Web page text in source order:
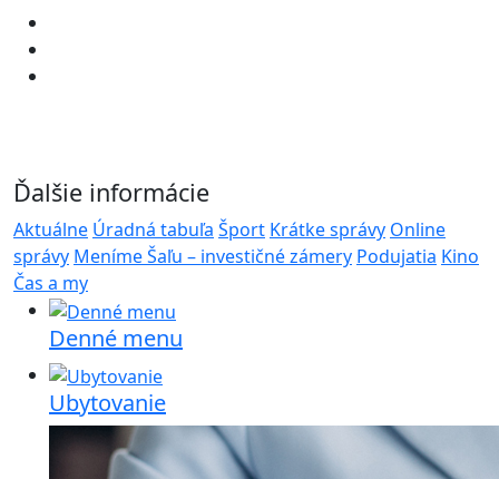
Ďalšie informácie
Aktuálne Úradná tabuľa Šport Krátke správy Online
správy Meníme Šaľu – investičné zámery Podujatia Kino
Čas a my
Denné menu
Ubytovanie